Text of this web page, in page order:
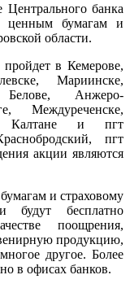
Центрального банка
ценным бумагам и
области.
в Кемерове,
Мариинске,
Белове, Анжеро-
Междуреченске,
Калтане и пгт
пгт
акции являются
и страховому
будут бесплатно
поощрения,
продукцию,
другое. Более
в офисах банков.